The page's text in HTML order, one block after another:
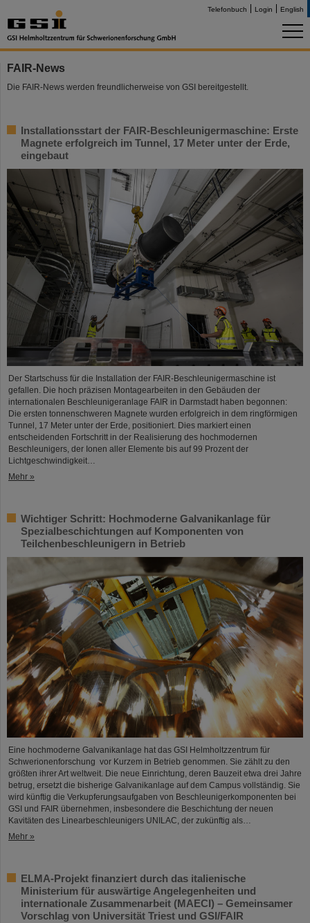
Telefonbuch Login English
FAIR-News
Die FAIR-News werden freundlicherweise von GSI bereitgestellt.
Installationsstart der FAIR-Beschleunigermaschine: Erste
Magnete erfolgreich im Tunnel, 17 Meter unter der Erde,
eingebaut
Der Startschuss für die Installation der FAIR-Beschleunigermaschine ist
gefallen. Die hoch präzisen Montagearbeiten in den Gebäuden der
internationalen Beschleunigeranlage FAIR in Darmstadt haben begonnen:
Die ersten tonnenschweren Magnete wurden erfolgreich in dem ringförmigen
Tunnel, 17 Meter unter der Erde, positioniert. Dies markiert einen
entscheidenden Fortschritt in der Realisierung des hochmodernen
Beschleunigers, der Ionen aller Elemente bis auf 99 Prozent der
Lichtgeschwindigkeit…
Mehr »
Wichtiger Schritt: Hochmoderne Galvanikanlage für
Spezialbeschichtungen auf Komponenten von
Teilchenbeschleunigern in Betrieb
Eine hochmoderne Galvanikanlage hat das GSI Helmholtzzentrum für
Schwerionenforschung vor Kurzem in Betrieb genommen. Sie zählt zu den
größten ihrer Art weltweit. Die neue Einrichtung, deren Bauzeit etwa drei Jahre
betrug, ersetzt die bisherige Galvanikanlage auf dem Campus vollständig. Sie
wird künftig die Verkupferungsaufgaben von Beschleunigerkomponenten bei
GSI und FAIR übernehmen, insbesondere die Beschichtung der neuen
Kavitäten des Linearbeschleunigers UNILAC, der zukünftig als…
Mehr »
ELMA-Projekt finanziert durch das italienische
Ministerium für auswärtige Angelegenheiten und
internationale Zusammenarbeit (MAECI) – Gemeinsamer
Vorschlag von Universität Triest und GSI/FAIR